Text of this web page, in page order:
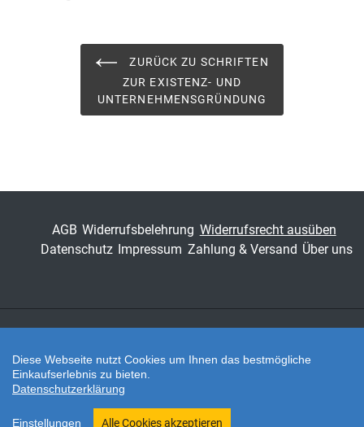
Schriftenreihe
Schriften zur Existenz-
und
Unternehmensgründung
ZURÜCK ZU SCHRIFTEN
ZUR EXISTENZ- UND
UNTERNEHMENSGRÜNDUNG
AGB Widerrufsbelehrung Widerrufsrecht ausüben
Datenschutz Impressum Zahlung & Versand Über uns
Twitter
Shop erstellt mit VersaCommerce.
Diese Webseite nutzt Cookies um Ihnen das bestmögliche
Einkaufserlebnis zu bieten.
Datenschutzerklärung
Einstellungen Alle Cookies akzeptieren